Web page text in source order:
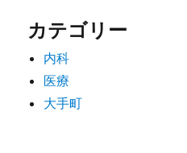
カテゴリー
内科
医療
大手町